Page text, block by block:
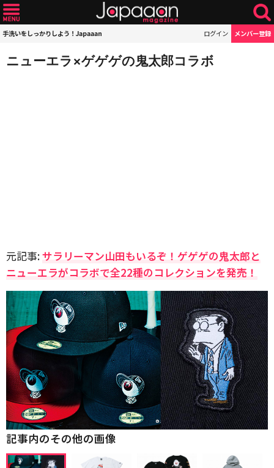
手洗いをしっかりしよう！Japaaan ログイン メンバー登録
ニューエラ×ゲゲゲの鬼太郎コラボ
元記事:サラリーマン山田もいるぞ！ゲゲゲの鬼太郎と
ニューエラがコラボで全22種のコレクションを発売！
記事内のその他の画像